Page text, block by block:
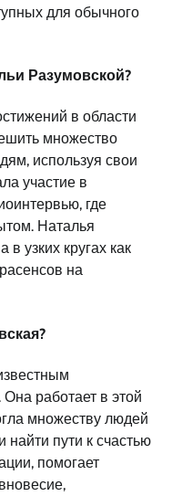
для обычного
Разумовской?
в области
множество
используя свои
участие в
где
Наталья
в узких кругах как
на
работает в этой
множеству людей
найти пути к счастью
помогает